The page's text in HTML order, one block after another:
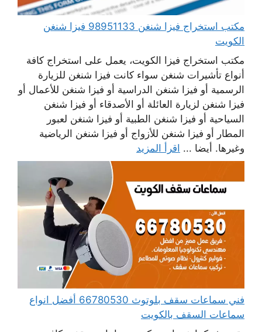
مكتب استخراج فيزا شنغن 98951133 فيزا شنغن
الكويت
مكتب استخراج فيزا الكويت، يعمل على استخراج كافة
أنواع تأشيرات شنغن سواء كانت فيزا شنغن للزيارة
الرسمية أو فيزا شنغن الدراسية أو فيزا شنغن للأعمال أو
فيزا شنغن لزيارة العائلة أو الأصدقاء أو فيزا شنغن
السياحية أو فيزا شنغن الطبية أو فيزا شنغن لعبور
المطار أو فيزا شنغن للأزواج أو فيزا شنغن الرياضية
وغيرها. أيضا ... اقرأ المزيد
فني سماعات سقف بلوتوث 66780530 أفضل انواع
سماعات السقف بالكويت